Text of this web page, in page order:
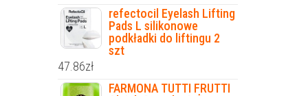
refectocil Eyelash Lifting
Pads L silikonowe
podkładki do liftingu 2
szt
47.86zł
FARMONA TUTTI FRUTTI